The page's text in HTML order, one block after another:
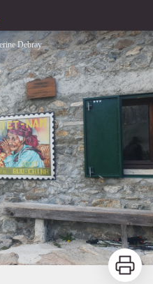
estivale
Debray
Imprimer